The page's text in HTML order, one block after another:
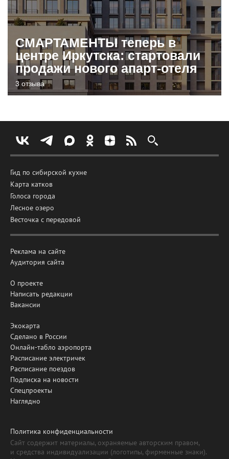
СМАРТАМЕНТЫ теперь в
центре Иркутска: стартовали
продажи нового апарт-отеля
3 отзыва
Гид по сибирской кухне
Карта катков
Голоса города
Лесное озеро
Весточка с передовой
Реклама на сайте
Аудитория сайта
О проекте
Написать редакции
Вакансии
Экокарта
Сделано в России
Онлайн-табло аэропорта
Расписание электричек
Расписание поездов
Подписка на новости
Спецпроекты
Наглядно
Политика конфиденциальности
Сайт содержит материалы, охраняемые авторским правом,
и средства индивидуализации (логотипы, фирменные знаки).